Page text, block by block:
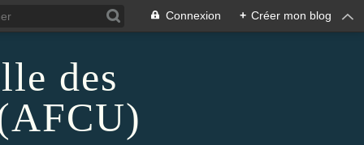
Connexion + Créer mon blog
des